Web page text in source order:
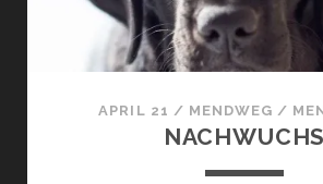
APRIL 21 / MENDWEG /
NACHWUCHS